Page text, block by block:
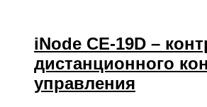
iNode CE-19D –
дистанционного
управления